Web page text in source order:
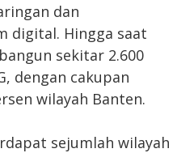
dan
digital. Hingga saat
sekitar 2.600
dengan cakupan
wilayah Banten.
sejumlah wilayah